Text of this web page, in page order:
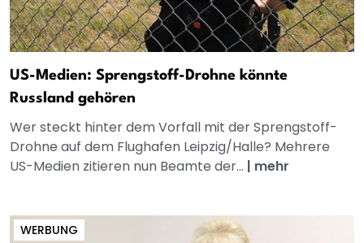
US-Medien: Sprengstoff-Drohne könnte
Russland gehören
Wer steckt hinter dem Vorfall mit der Sprengstoff-
Drohne auf dem Flughafen Leipzig/Halle? Mehrere
US-Medien zitieren nun Beamte der... | mehr
WERBUNG